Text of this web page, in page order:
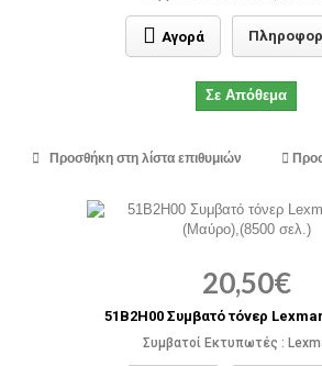
Αγορά
Σε Απόθεμα
Προσθήκη στη λίστα επιθυμιών
20,50€
51B2H00 Συμβατό τόνερ
Συμβατοί Εκτυπωτές :